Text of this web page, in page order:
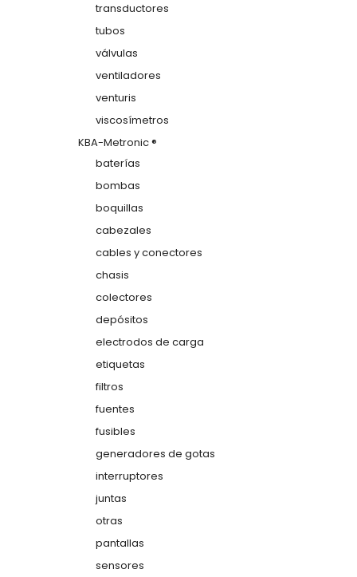
transductores
tubos
válvulas
ventiladores
venturis
viscosímetros
KBA-Metronic ®
baterías
bombas
boquillas
cabezales
cables y conectores
chasis
colectores
depósitos
electrodos de carga
etiquetas
filtros
fuentes
fusibles
generadores de gotas
interruptores
juntas
otras
pantallas
sensores